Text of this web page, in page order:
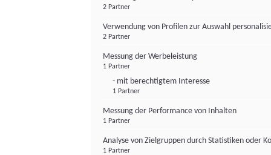
2 Partner
Verwendung von Profilen zur Auswahl
2 Partner
Messung der Werbeleistung
1 Partner
- mit berechtigtem Interesse
1 Partner
Messung der Performance von Inhalten
1 Partner
Analyse von Zielgruppen durch Statistiken oder
1 Partner